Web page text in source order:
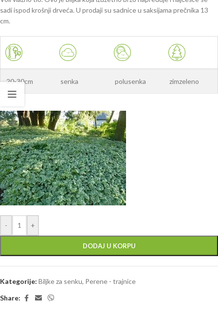
sadi ispod krošnji drveća. U prodaji su sadnice u saksijama prečnika 13
cm.
20-30cm senka polusenka zimzeleno
- +
DODAJ U KORPU
Kategorije: Biljke za senku, Perene - trajnice
Share: